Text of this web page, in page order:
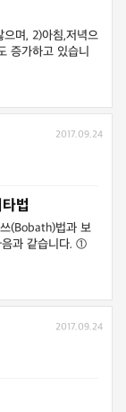
며, 2)아침,저녁으
증가하고 있습니
2017.09.24
법
(Bobath)법과 보
음과 같습니다. ①
2017.09.24